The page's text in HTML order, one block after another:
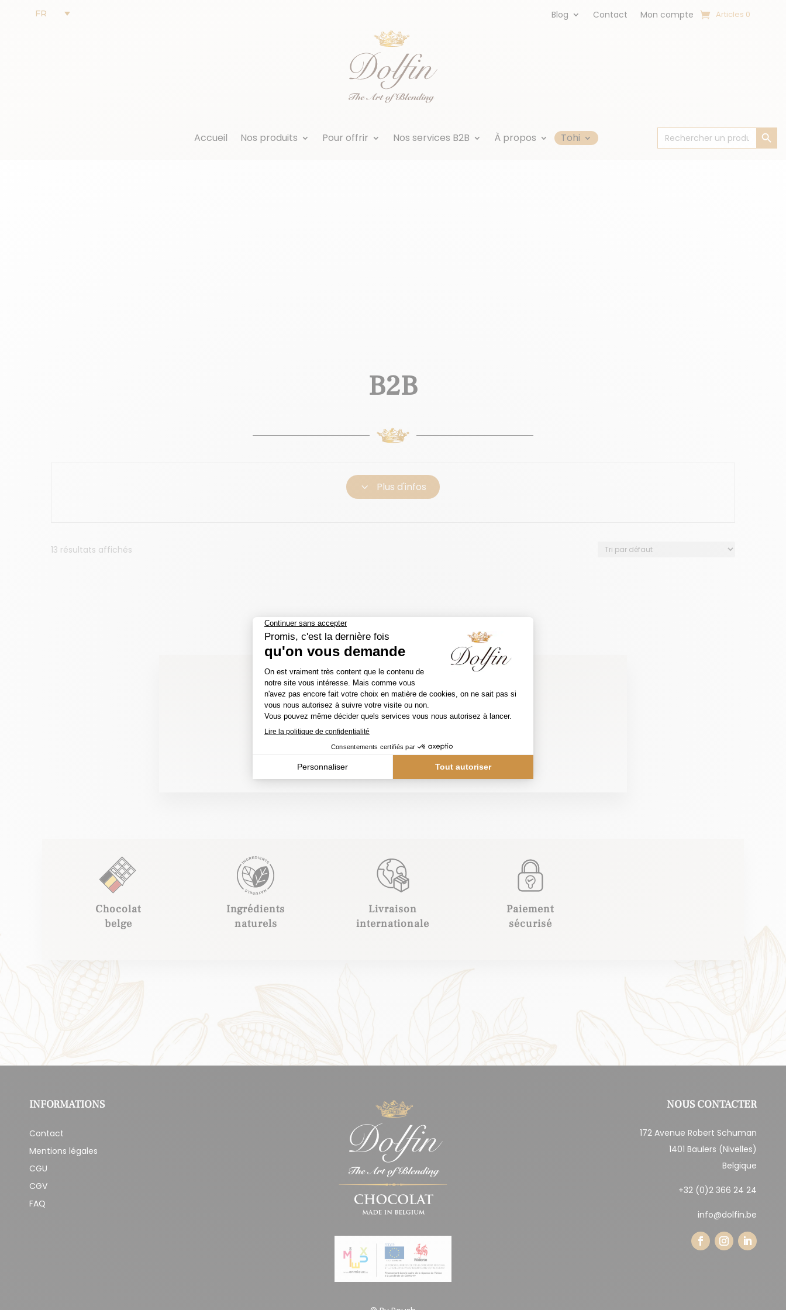
FR Blog Contact Mon compte Articles 0
Accueil Nos produits Pour offrir Nos services B2B À propos Tohi
Search
for:
Search Button
B2B
3 Plus d'infos
13 résultats affichés
Contactez-nous
Chocolat
belge
Ingrédients
naturels
Livraison
internationale
Paiement
sécurisé
INFORMATIONS
Contact
Mentions légales
CGU
CGV
FAQ
NOUS CONTACTER
172 Avenue Robert Schuman
1401 Baulers (Nivelles)
Belgique
+32 (0)2 366 24 24
info@dolfin.be